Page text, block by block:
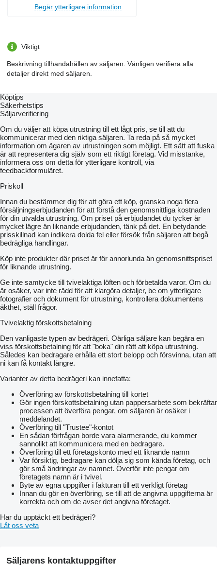
Begär ytterligare information
Viktigt
Beskrivning tillhandahållen av säljaren. Vänligen verifiera alla
detaljer direkt med säljaren.
Köptips
Säkerhetstips
Säljarverifiering
Om du väljer att köpa utrustning till ett lågt pris, se till att du
kommunicerar med den riktiga säljaren. Ta reda på så mycket
information om ägaren av utrustningen som möjligt. Ett sätt att fuska
är att representera dig själv som ett riktigt företag. Vid misstanke,
informera oss om detta för ytterligare kontroll, via
feedbackformuläret.
Priskoll
Innan du bestämmer dig för att göra ett köp, granska noga flera
försäljningserbjudanden för att förstå den genomsnittliga kostnaden
för din utvalda utrustning. Om priset på erbjudandet du tycker är
mycket lägre än liknande erbjudanden, tänk på det. En betydande
prisskillnad kan indikera dolda fel eller försök från säljaren att begå
bedrägliga handlingar.
Köp inte produkter där priset är för annorlunda än genomsnittspriset
för liknande utrustning.
Ge inte samtycke till tvivelaktiga löften och förbetalda varor. Om du
är osäker, var inte rädd för att klargöra detaljer, be om ytterligare
fotografier och dokument för utrustning, kontrollera dokumentens
äkthet, ställ frågor.
Tvivelaktig förskottsbetalning
Den vanligaste typen av bedrägeri. Oärliga säljare kan begära en
viss förskottsbetalning för att "boka" din rätt att köpa utrustning.
Således kan bedragare erhålla ett stort belopp och försvinna, utan att
ni kan få kontakt längre.
Varianter av detta bedrägeri kan innefatta:
Överföring av förskottsbetalning till kortet
Gör ingen förskottsbetalning utan pappersarbete som bekräftar
processen att överföra pengar, om säljaren är osäker i
meddelandet.
Överföring till "Trustee"-kontot
En sådan förfrågan borde vara alarmerande, du kommer
sannolikt att kommunicera med en bedragare.
Överföring till ett företagskonto med ett liknande namn
Var försiktig, bedragare kan dölja sig som kända företag, och
gör små ändringar av namnet. Överför inte pengar om
företagets namn är i tvivel.
Byte av egna uppgifter i fakturan till ett verkligt företag
Innan du gör en överföring, se till att de angivna uppgifterna är
korrekta och om de avser det angivna företaget.
Har du upptäckt ett bedrägeri?
Låt oss veta
Säljarens kontaktuppgifter